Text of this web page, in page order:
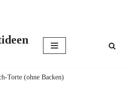
Torte (ohne Backen)